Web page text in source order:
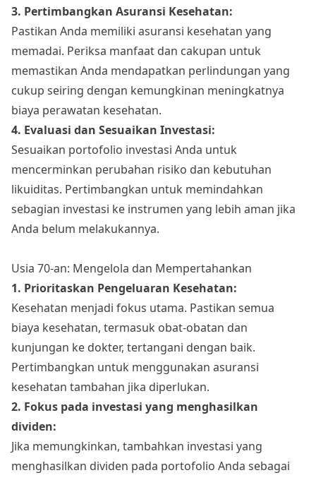
3. Pertimbangkan Asuransi Kesehatan:
Pastikan Anda memiliki asuransi kesehatan yang
memadai. Periksa manfaat dan cakupan untuk
memastikan Anda mendapatkan perlindungan yang
cukup seiring dengan kemungkinan meningkatnya
biaya perawatan kesehatan.
4. Evaluasi dan Sesuaikan Investasi:
Sesuaikan portofolio investasi Anda untuk
mencerminkan perubahan risiko dan kebutuhan
likuiditas. Pertimbangkan untuk memindahkan
sebagian investasi ke instrumen yang lebih aman jika
Anda belum melakukannya.
Usia 70-an: Mengelola dan Mempertahankan
1. Prioritaskan Pengeluaran Kesehatan:
Kesehatan menjadi fokus utama. Pastikan semua
biaya kesehatan, termasuk obat-obatan dan
kunjungan ke dokter, tertangani dengan baik.
Pertimbangkan untuk menggunakan asuransi
kesehatan tambahan jika diperlukan.
2. Fokus pada investasi yang menghasilkan
dividen:
Jika memungkinkan, tambahkan investasi yang
menghasilkan dividen pada portofolio Anda sebagai